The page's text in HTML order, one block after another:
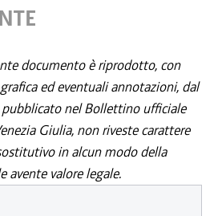
documento è riprodotto, con
ed eventuali annotazioni, dal
nel Bollettino ufficiale
Giulia, non riveste carattere
in alcun modo della
avente valore legale.